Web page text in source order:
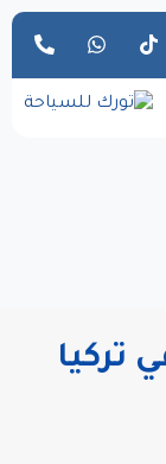
تركيا